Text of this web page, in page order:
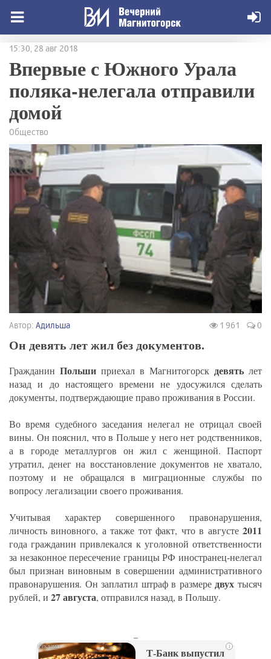
15:30, 28 авг 2018
Впервые с Южного Урала
поляка-нелегала отправили
домой
Общество
Автор: Адильша 1 961 0
Он девять лет жил без документов.
Гражданин Польши приехал в Магнитогорск девять лет
назад и до настоящего времени не удосужился сделать
документы, подтверждающие право проживания в России.
Во время судебного заседания нелегал не отрицал своей
вины. Он пояснил, что в Польше у него нет родственников,
а в городе металлургов он жил с женщиной. Паспорт
утратил, денег на восстановление документов не хватало,
поэтому и не обращался в миграционные службы по
вопросу легализации своего проживания.
Учитывая характер совершенного правонарушения,
личность виновного, а также тот факт, что в августе 2011
года гражданин привлекался к уголовной ответственности
за незаконное пересечение границы РФ иностранец-нелегал
был признан виновным в совершении административного
правонарушения. Он заплатил штраф в размере двух тысяч
рублей, и 27 августа, отправился назад, в Польшу.
i
Т-Банк выпустил